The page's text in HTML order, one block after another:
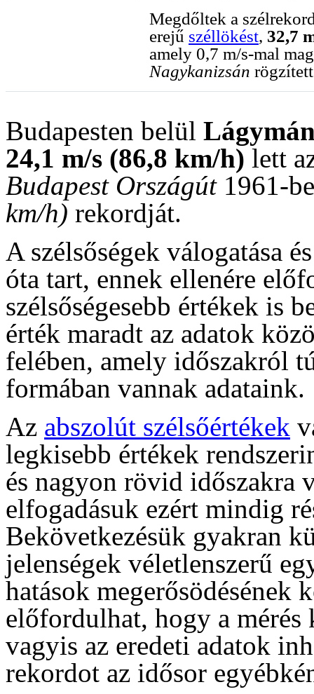
Megdőltek a
erejű széllökést, 32,7
amely 0,7 m/s-mal
Nagykanizsán
Budapesten belül
24,1 m/s (86,8 km/h) lett
Budapest Országút1961-
km/h) rekordját.
A szélsőségek válogatása
óta tart, ennek ellenére
szélsőségesebb értékek is
érték maradt az adatok
felében, amely időszakról
formában vannak adataink.
Az abszolút szélsőértékek
legkisebb értékek
és nagyon rövid időszakra
elfogadásuk ezért mindig
Bekövetkezésük gyakran
jelenségek véletlenszerű
hatások megerősödésének
előfordulhat, hogy a
vagyis az eredeti adatok
rekordot az idősor